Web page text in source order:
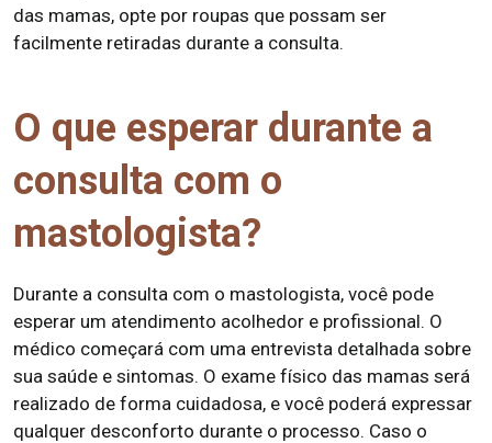
das mamas, opte por roupas que possam ser
facilmente retiradas durante a consulta.
O que esperar durante a
consulta com o
mastologista?
Durante a consulta com o mastologista, você pode
esperar um atendimento acolhedor e profissional. O
médico começará com uma entrevista detalhada sobre
sua saúde e sintomas. O exame físico das mamas será
realizado de forma cuidadosa, e você poderá expressar
qualquer desconforto durante o processo. Caso o